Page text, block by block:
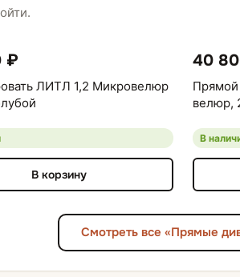
₽
ЛИТЛ 1,2 Микровелюр
В корзину
40
Прямой
велюр,
В
Смотреть все «Прямые